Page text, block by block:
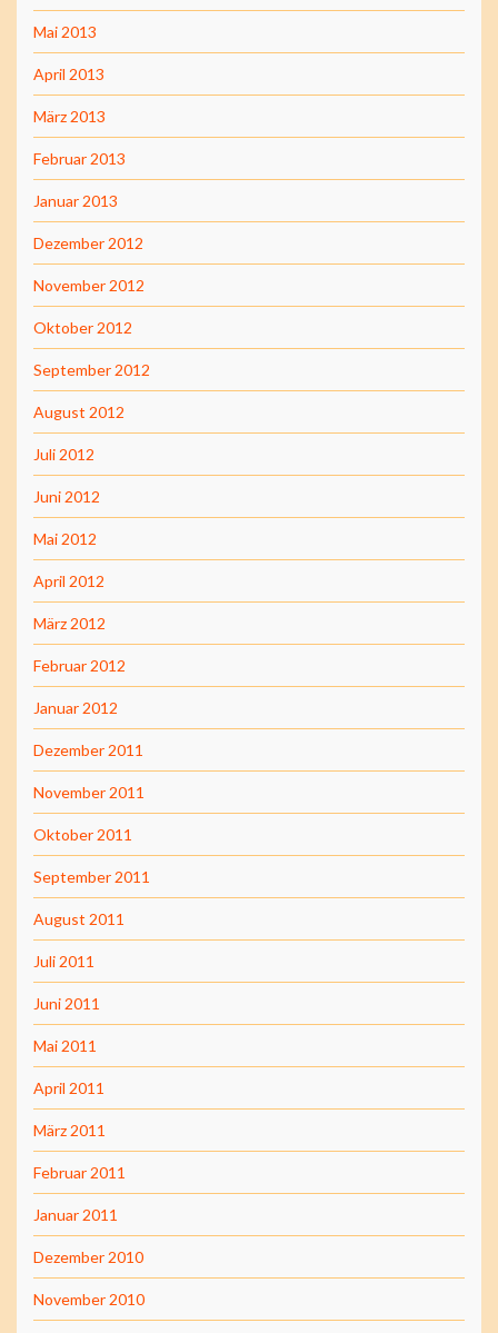
Mai 2013
April 2013
März 2013
Februar 2013
Januar 2013
Dezember 2012
November 2012
Oktober 2012
September 2012
August 2012
Juli 2012
Juni 2012
Mai 2012
April 2012
März 2012
Februar 2012
Januar 2012
Dezember 2011
November 2011
Oktober 2011
September 2011
August 2011
Juli 2011
Juni 2011
Mai 2011
April 2011
März 2011
Februar 2011
Januar 2011
Dezember 2010
November 2010